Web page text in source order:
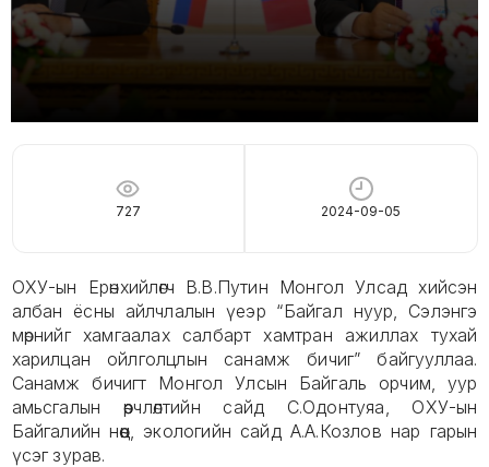
727 2024-09-05
ОХУ-ын Ерөнхийлөгч В.В.Путин Монгол Улсад хийсэн
албан ёсны айлчлалын үеэр “Байгал нуур, Сэлэнгэ
мөрнийг хамгаалах салбарт хамтран ажиллах тухай
харилцан ойлголцлын санамж бичиг” байгууллаа.
Санамж бичигт Монгол Улсын Байгаль орчим, уур
амьсгалын өөрчлөлтийн сайд С.Одонтуяа, ОХУ-ын
Байгалийн нөөц, экологийн сайд А.А.Козлов нар гарын
үсэг зурав.